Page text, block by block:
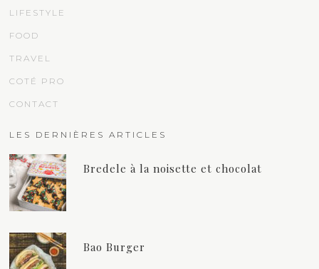
LIFESTYLE
FOOD
TRAVEL
COTÉ PRO
CONTACT
LES DERNIÈRES ARTICLES
Bredele à la noisette et chocolat
Bao Burger